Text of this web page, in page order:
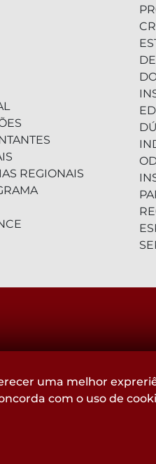
REGIONAIS
- LOURDES
- MG
uma melhor
com o uso de